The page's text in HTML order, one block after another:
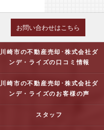
お問い合わせはこちら
川崎市の不動産売却･株式会社ダ
ンデ・ライズの口コミ情報
川崎市の不動産売却･株式会社ダ
ンデ・ライズのお客様の声
スタッフ